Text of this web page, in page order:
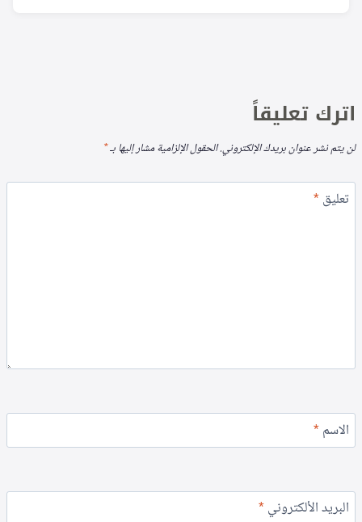
اترك تعليقاً
لن يتم نشر عنوان بريدك الإلكتروني.الحقول الإلزامية مشار إليها بـ*
تعليق*
الاسم*
البريد الألكتروني*